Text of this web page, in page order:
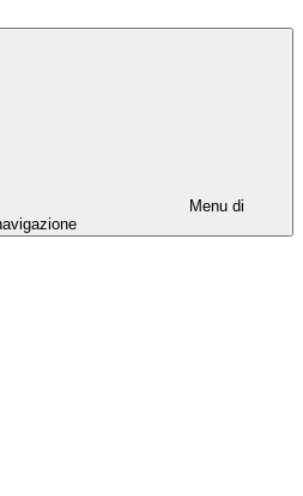
Menu di